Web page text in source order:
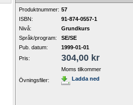
Produktnummer: 57
ISBN:
91-874-0557-1
Nivå:
Grundkurs
Språk/program:
SE/SE
Pub. datum:
1999-01-01
Pris:
304,00 kr
Moms tilkommer
Övningsfiler:
Ladda ned